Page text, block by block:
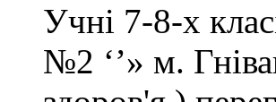
Учні 7-8-х
№2 ‘’» м.